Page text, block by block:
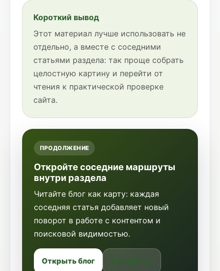
Короткий вывод
Этот материал лучше использовать не
отдельно, а вместе с соседними
статьями раздела: так проще собрать
целостную картину и перейти от
чтения к практической проверке
сайта.
ПРОДОЛЖЕНИЕ
Откройте соседние маршруты
внутри раздела
Читайте блог как карту: каждая
соседняя статья добавляет новый
поворот в работе с контентом и
поисковой видимостью.
Открыть блог К лендингу